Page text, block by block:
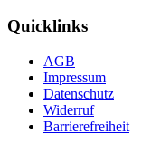
Quicklinks
AGB
Impressum
Datenschutz
Widerruf
Barrierefreiheit